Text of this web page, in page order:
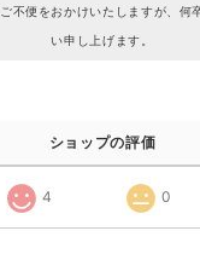
不便をおかけいたしますが、何
い申し上げます。
ショップの評価
4 0